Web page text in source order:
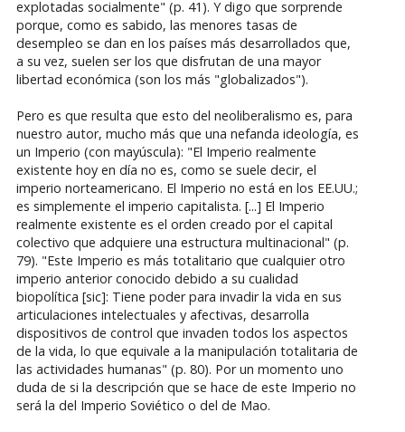
explotadas socialmente" (p. 41). Y digo que sorprende
porque, como es sabido, las menores tasas de
desempleo se dan en los países más desarrollados que,
a su vez, suelen ser los que disfrutan de una mayor
libertad económica (son los más "globalizados").
Pero es que resulta que esto del neoliberalismo es, para
nuestro autor, mucho más que una nefanda ideología, es
un Imperio (con mayúscula): "El Imperio realmente
existente hoy en día no es, como se suele decir, el
imperio norteamericano. El Imperio no está en los EE.UU.;
es simplemente el imperio capitalista. [...] El Imperio
realmente existente es el orden creado por el capital
colectivo que adquiere una estructura multinacional" (p.
79). "Este Imperio es más totalitario que cualquier otro
imperio anterior conocido debido a su cualidad
biopolítica [sic]: Tiene poder para invadir la vida en sus
articulaciones intelectuales y afectivas, desarrolla
dispositivos de control que invaden todos los aspectos
de la vida, lo que equivale a la manipulación totalitaria de
las actividades humanas" (p. 80). Por un momento uno
duda de si la descripción que se hace de este Imperio no
será la del Imperio Soviético o del de Mao.